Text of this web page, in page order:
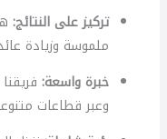
تركيز على النتائج:
ملموسة وزيادة
خبرة واسعة:
وعبر قطاعات